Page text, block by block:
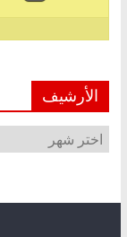
الأرشيف
الأرشيف